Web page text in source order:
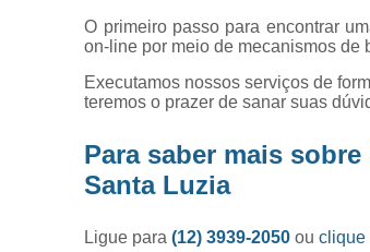
O primeiro passo para encontrar
on-line por meio de mecanismos de
Executamos nossos serviços de
teremos o prazer de sanar suas
Para saber mais
Santa Luzia
Ligue para(12) 3939-2050ouclique